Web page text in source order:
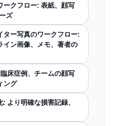
ークフロー: 表紙、顔写
ズ
ター写真のワークフロー:
イン画像、メモ、著者の
床症例、チームの顔写
ング
より明確な損害記録、